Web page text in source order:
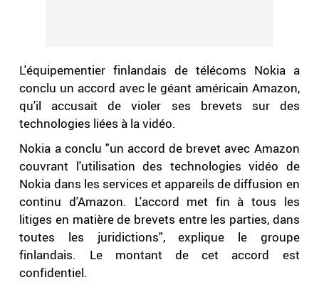
L'équipementier finlandais de télécoms Nokia a
conclu un accord avec le géant américain Amazon,
qu'il accusait de violer ses brevets sur des
technologies liées à la vidéo.
Nokia a conclu "un accord de brevet avec Amazon
couvrant l'utilisation des technologies vidéo de
Nokia dans les services et appareils de diffusion en
continu d'Amazon. L'accord met fin à tous les
litiges en matière de brevets entre les parties, dans
toutes les juridictions", explique le groupe
finlandais. Le montant de cet accord est
confidentiel.